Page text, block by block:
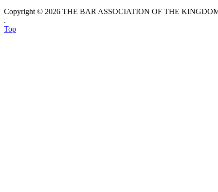
Copyright © 2026 THE BAR ASSOCIATION OF THE
.
Top